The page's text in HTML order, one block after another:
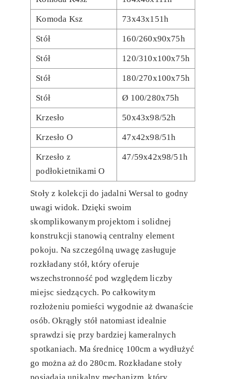
Komoda Ksz 73x43x151h
Stół 160/260x90x75h
Stół 120/310x100x75h
Stół 180/270x100x75h
Stół Ø 100/280x75h
Krzesło 50x43x98/52h
Krzesło O 47x42x98/51h
Krzesło z
podłokietnikami O
47/59x42x98/51h
Stoły z kolekcji do jadalni Wersal to godny
uwagi widok. Dzięki swoim
skomplikowanym projektom i solidnej
konstrukcji stanowią centralny element
pokoju. Na szczególną uwagę zasługuje
rozkładany stół, który oferuje
wszechstronność pod względem liczby
miejsc siedzących. Po całkowitym
rozłożeniu pomieści wygodnie aż dwanaście
osób. Okrągły stół natomiast idealnie
sprawdzi się przy bardziej kameralnych
spotkaniach. Ma średnicę 100cm a wydłużyć
go można aż do 280cm. Rozkładane stoły